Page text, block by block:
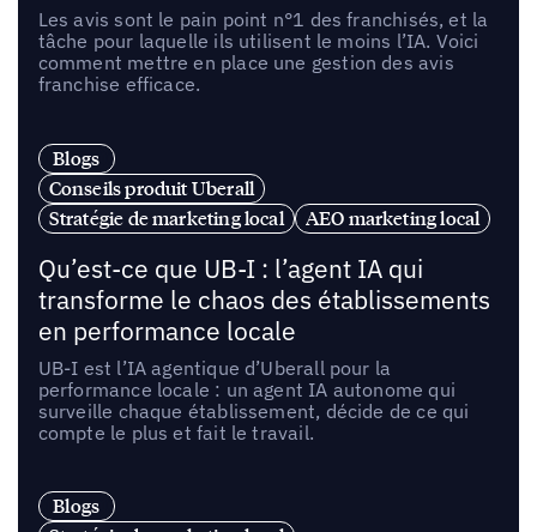
Les avis sont le pain point n°1 des franchisés, et la
tâche pour laquelle ils utilisent le moins l’IA. Voici
comment mettre en place une gestion des avis
franchise efficace.
Blogs
Conseils produit Uberall
Stratégie de marketing local
AEO marketing local
Qu’est-ce que UB-I : l’agent IA qui
transforme le chaos des établissements
en performance locale
UB-I est l’IA agentique d’Uberall pour la
performance locale : un agent IA autonome qui
surveille chaque établissement, décide de ce qui
compte le plus et fait le travail.
Blogs